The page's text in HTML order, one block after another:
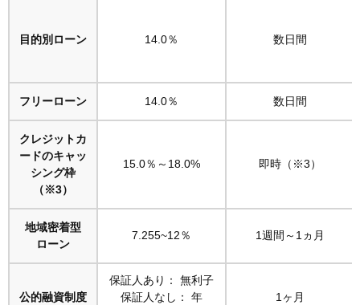
目的別ローン 14.0％ 数日間
フリーローン 14.0％ 数日間
クレジットカ
ードのキャッ
シング枠
（※3）
15.0％～18.0% 即時（※3）
地域密着型
ローン
7.255~12％ 1週間～1ヵ月
公的融資制度
保証人あり： 無利子
保証人なし： 年
1ヶ月